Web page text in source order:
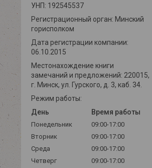
УНП: 192545537
Регистрационный орган: Минский
горисполком
Дата регистрации компании:
06.10.2015
Местонахождение книги
замечаний и предложений: 220015,
г. Минск, ул. Гурского, д. 3, каб. 34.
Режим работы:
День
Время работы
Понедельник
09:00-17:00
Вторник
09:00-17:00
Среда
09:00-17:00
Четверг
09:00-17:00